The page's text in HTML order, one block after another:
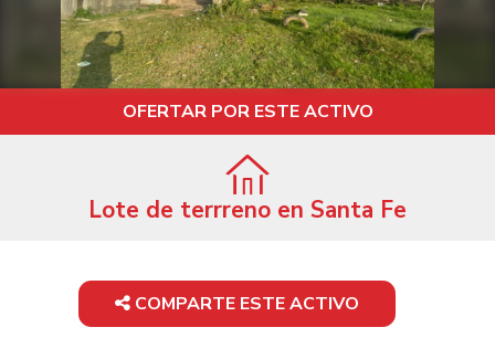
OFERTAR POR ESTE ACTIVO
Lote de terrreno en Santa Fe
COMPARTE ESTE ACTIVO